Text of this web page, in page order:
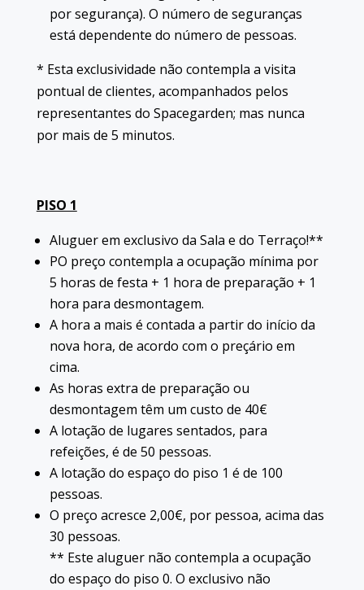
por segurança). O número de seguranças
está dependente do número de pessoas.
* Esta exclusividade não contempla a visita
pontual de clientes, acompanhados pelos
representantes do Spacegarden; mas nunca
por mais de 5 minutos.
PISO 1
Aluguer em exclusivo da Sala e do Terraço!**
PO preço contempla a ocupação mínima por
5 horas de festa + 1 hora de preparação + 1
hora para desmontagem.
A hora a mais é contada a partir do início da
nova hora, de acordo com o preçário em
cima.
As horas extra de preparação ou
desmontagem têm um custo de 40€
A lotação de lugares sentados, para
refeições, é de 50 pessoas.
A lotação do espaço do piso 1 é de 100
pessoas.
O preço acresce 2,00€, por pessoa, acima das
30 pessoas.
** Este aluguer não contempla a ocupação
do espaço do piso 0. O exclusivo não